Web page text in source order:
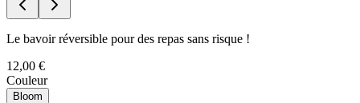
Le bavoir réversible pour des repas sans risque !
12,00 €
Couleur
Bloom